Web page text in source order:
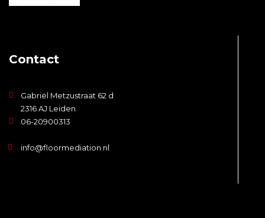
Contact
Gabriël Metzustraat 62 d
2316 AJ Leiden
06-20900313
info@floormediation.nl